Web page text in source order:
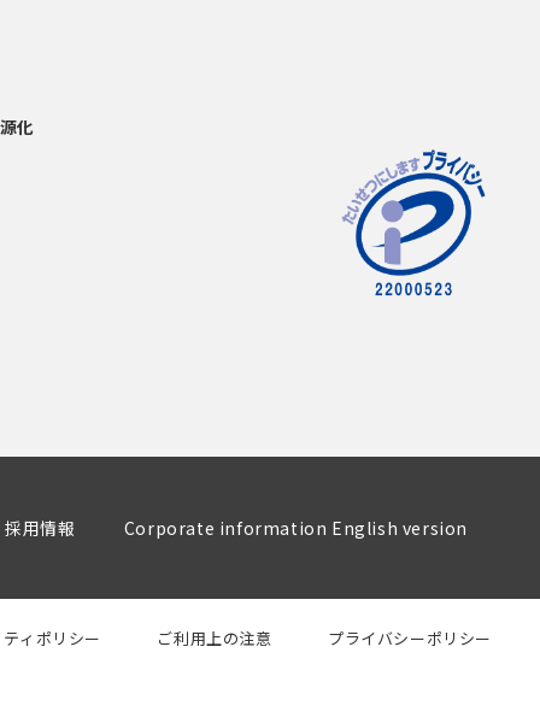
化
採用情報 Corporate information English version
ィポリシー ご利用上の注意 プライバシーポリシー